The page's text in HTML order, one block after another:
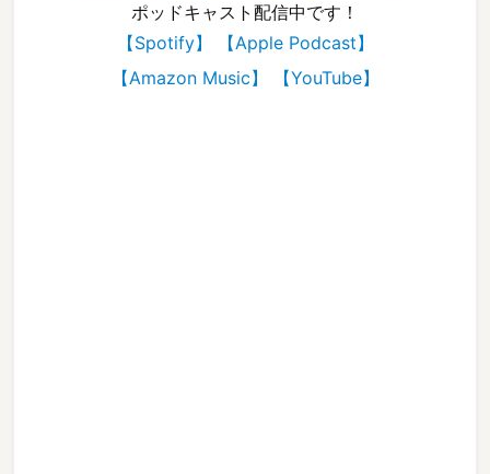
ポッドキャスト配信中です！
【Spotify】
【Apple Podcast】
【Amazon Music】
【YouTube】